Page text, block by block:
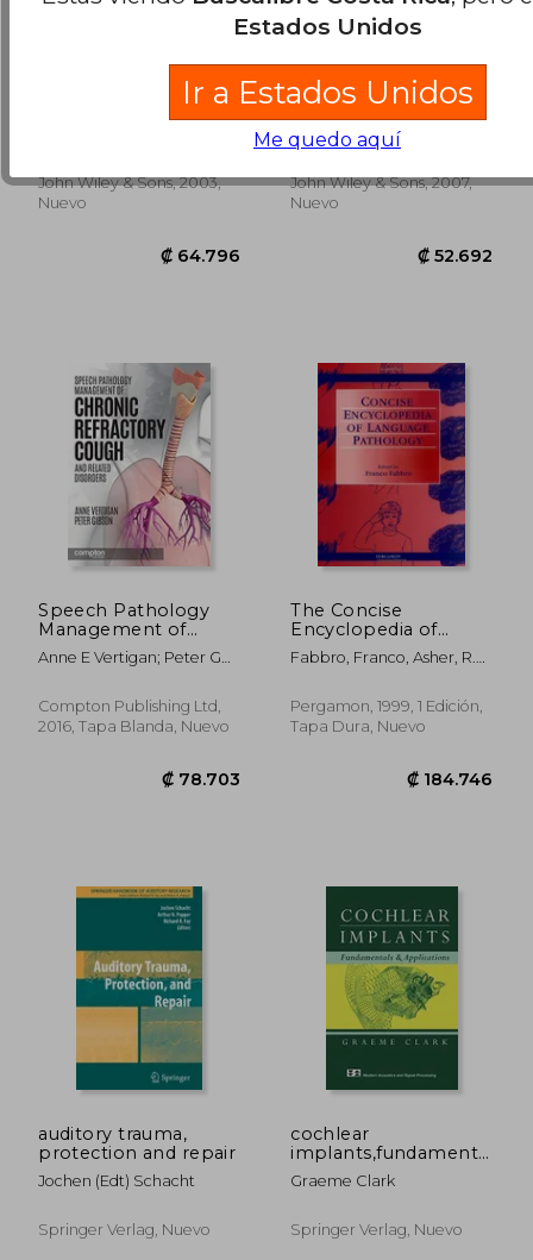
₡ 79.687 ₡
₡ 37.354 ₡
speech and language
intervention in down
syndrome (en Inglés)
John Wiley & Sons, 2003,
Nuevo
communication and
adults with learning
disabilities (en Inglés)
Van Der Gaag, Anna
John Wiley & Sons, 2007,
Nuevo
Speech Pathology
Management of
Chronic Refractory
Cough and Related
Anne E Vertigan; Peter G
Compton Publishing Ltd,
2016, Tapa Blanda, Nuevo
The Concise
Encyclopedia of
Language Pathology
(en Inglés)
Fabbro, Franco, Asher, R.
Pergamon, 1999, 1 Edición,
Tapa Dura, Nuevo
auditory trauma,
protection and repair
Jochen (edt) Schacht
Springer Verlag, Nuevo
cochlear
implants,fundamentals
and applications
Graeme Clark
Springer Verlag, Nuevo
Estados Unidos
Ir a Estados Unidos
Me quedo aquí